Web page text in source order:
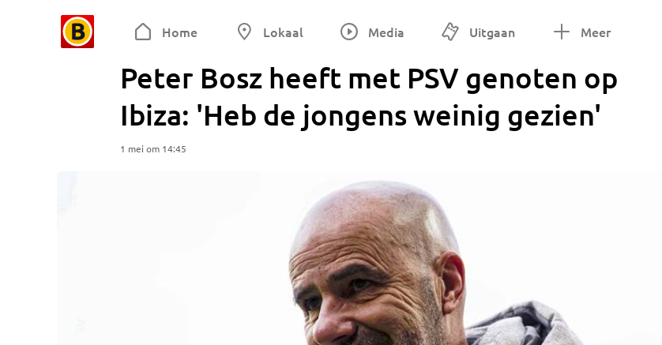
Home Lokaal Media Uitgaan Meer
Peter Bosz heeft met PSV genoten op
Ibiza: 'Heb de jongens weinig gezien'
1 mei om 14:45